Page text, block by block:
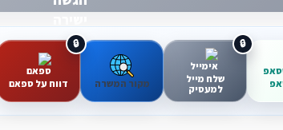
שלח מייל
למעסיק
מקור המשרה דווח על ספאם